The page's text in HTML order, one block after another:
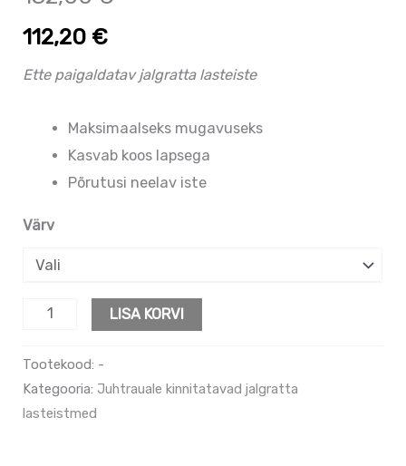
112,20 €
Ette paigaldatav jalgratta lasteiste
Maksimaalseks mugavuseks
Kasvab koos lapsega
Põrutusi neelav iste
Värv
LISA KORVI
Tootekood: -
Kategooria: Juhtrauale kinnitatavad jalgratta
lasteistmed